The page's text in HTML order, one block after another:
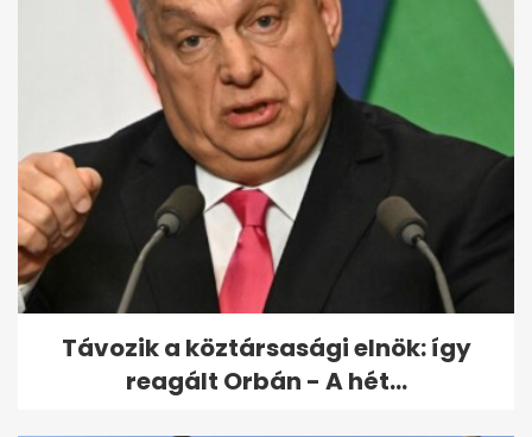
Sárgul a gyep kánikulában?
Lehet, hogy a túl alacsony
fűnyírás...
Távozik a köztársasági elnök: így
reagált Orbán - A hét...